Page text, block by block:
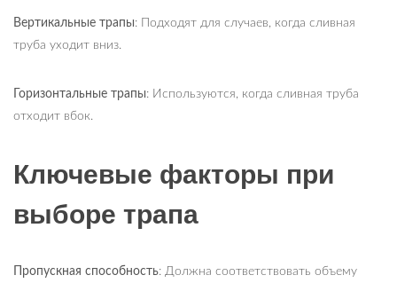
Вертикальные трапы: Подходят для случаев, когда сливная
труба уходит вниз.
Горизонтальные трапы: Используются, когда сливная труба
отходит вбок.
Ключевые факторы при
выборе трапа
Пропускная способность: Должна соответствовать объему